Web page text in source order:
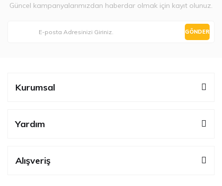
Güncel kampanyalarımızdan haberdar olmak için kayıt olunuz.
GÖNDER
Kurumsal
Yardım
Alışveriş